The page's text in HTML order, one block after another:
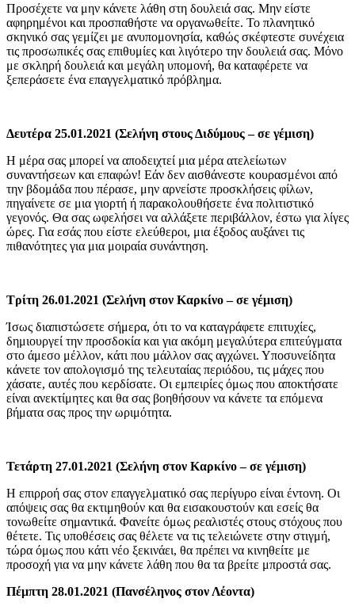
Προσέχετε να μην κάνετε λάθη στη δουλειά σας. Μην είστε
αφηρημένοι και προσπαθήστε να οργανωθείτε. Το πλανητικό
σκηνικό σας γεμίζει με ανυπομονησία, καθώς σκέφτεστε συνέχεια
τις προσωπικές σας επιθυμίες και λιγότερο την δουλειά σας. Μόνο
με σκληρή δουλειά και μεγάλη υπομονή, θα καταφέρετε να
ξεπεράσετε ένα επαγγελματικό πρόβλημα.
Δευτέρα 25.01.2021 (Σελήνη στους Διδύμους – σε γέμιση)
Η μέρα σας μπορεί να αποδειχτεί μια μέρα ατελείωτων
συναντήσεων και επαφών! Εάν δεν αισθάνεστε κουρασμένοι από
την βδομάδα που πέρασε, μην αρνείστε προσκλήσεις φίλων,
πηγαίνετε σε μια γιορτή ή παρακολουθήσετε ένα πολιτιστικό
γεγονός. Θα σας ωφελήσει να αλλάξετε περιβάλλον, έστω για λίγες
ώρες. Για εσάς που είστε ελεύθεροι, μια έξοδος αυξάνει τις
πιθανότητες για μια μοιραία συνάντηση.
Τρίτη 26.01.2021 (Σελήνη στον Καρκίνο – σε γέμιση)
Ίσως διαπιστώσετε σήμερα, ότι το να καταγράφετε επιτυχίες,
δημιουργεί την προσδοκία και για ακόμη μεγαλύτερα επιτεύγματα
στο άμεσο μέλλον, κάτι που μάλλον σας αγχώνει. Υποσυνείδητα
κάνετε τον απολογισμό της τελευταίας περιόδου, τις μάχες που
χάσατε, αυτές που κερδίσατε. Οι εμπειρίες όμως που αποκτήσατε
είναι ανεκτίμητες και θα σας βοηθήσουν να κάνετε τα επόμενα
βήματα σας προς την ωριμότητα.
Τετάρτη 27.01.2021 (Σελήνη στον Καρκίνο – σε γέμιση)
Η επιρροή σας στον επαγγελματικό σας περίγυρο είναι έντονη. Οι
απόψεις σας θα εκτιμηθούν και θα εισακουστούν και εσείς θα
τονωθείτε σημαντικά. Φανείτε όμως ρεαλιστές στους στόχους που
θέτετε. Τις υποθέσεις σας θέλετε να τις τελειώνετε στην στιγμή,
τώρα όμως που κάτι νέο ξεκινάει, θα πρέπει να κινηθείτε με
προσοχή για να μην κάνετε λάθη που θα τα βρείτε μπροστά σας.
Πέμπτη 28.01.2021 (Πανσέληνος στον Λέοντα)